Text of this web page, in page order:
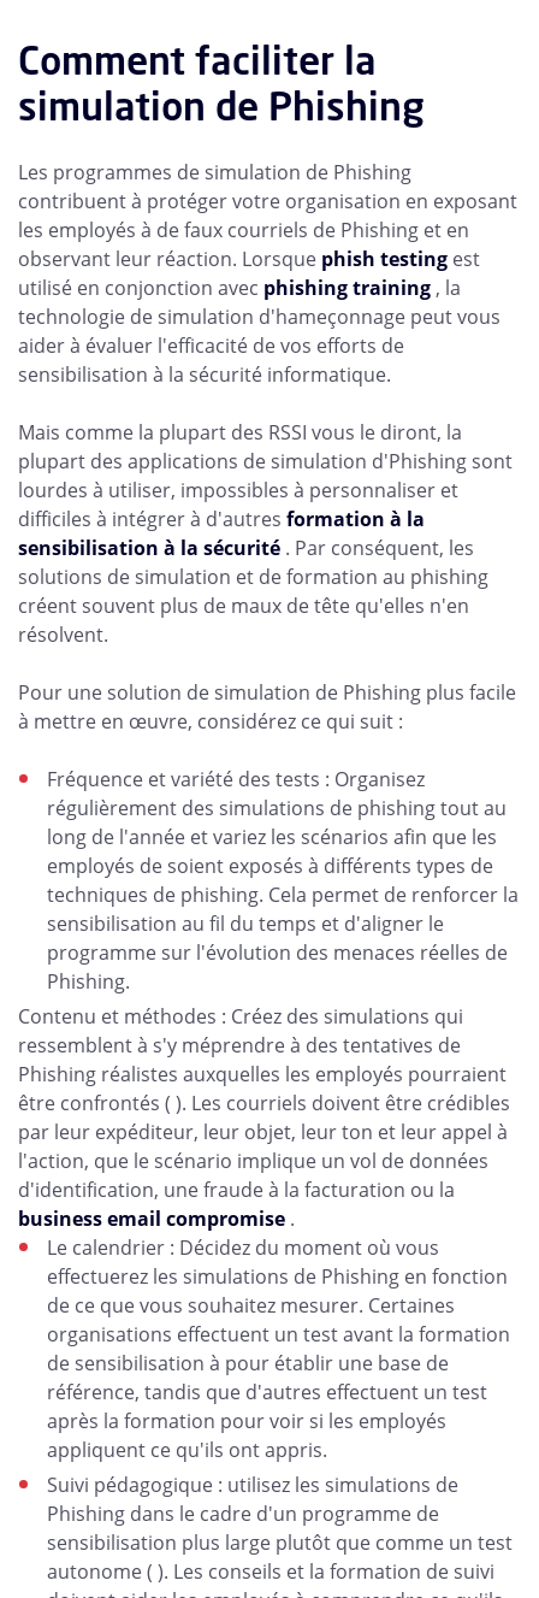
Comment faciliter la
simulation de Phishing
Les programmes de simulation de Phishing
contribuent à protéger votre organisation en exposant
les employés à de faux courriels de Phishing et en
observant leur réaction. Lorsque phish testing est
utilisé en conjonction avec phishing training , la
technologie de simulation d'hameçonnage peut vous
aider à évaluer l'efficacité de vos efforts de
sensibilisation à la sécurité informatique.
Mais comme la plupart des RSSI vous le diront, la
plupart des applications de simulation d'Phishing sont
lourdes à utiliser, impossibles à personnaliser et
difficiles à intégrer à d'autres formation à la
sensibilisation à la sécurité . Par conséquent, les
solutions de simulation et de formation au phishing
créent souvent plus de maux de tête qu'elles n'en
résolvent.
Pour une solution de simulation de Phishing plus facile
à mettre en œuvre, considérez ce qui suit :
Fréquence et variété des tests : Organisez
régulièrement des simulations de phishing tout au
long de l'année et variez les scénarios afin que les
employés de soient exposés à différents types de
techniques de phishing. Cela permet de renforcer la
sensibilisation au fil du temps et d'aligner le
programme sur l'évolution des menaces réelles de
Phishing.
Contenu et méthodes : Créez des simulations qui
ressemblent à s'y méprendre à des tentatives de
Phishing réalistes auxquelles les employés pourraient
être confrontés ( ). Les courriels doivent être crédibles
par leur expéditeur, leur objet, leur ton et leur appel à
l'action, que le scénario implique un vol de données
d'identification, une fraude à la facturation ou la
business email compromise .
Le calendrier : Décidez du moment où vous
effectuerez les simulations de Phishing en fonction
de ce que vous souhaitez mesurer. Certaines
organisations effectuent un test avant la formation
de sensibilisation à pour établir une base de
référence, tandis que d'autres effectuent un test
après la formation pour voir si les employés
appliquent ce qu'ils ont appris.
Suivi pédagogique : utilisez les simulations de
Phishing dans le cadre d'un programme de
sensibilisation plus large plutôt que comme un test
autonome ( ). Les conseils et la formation de suivi